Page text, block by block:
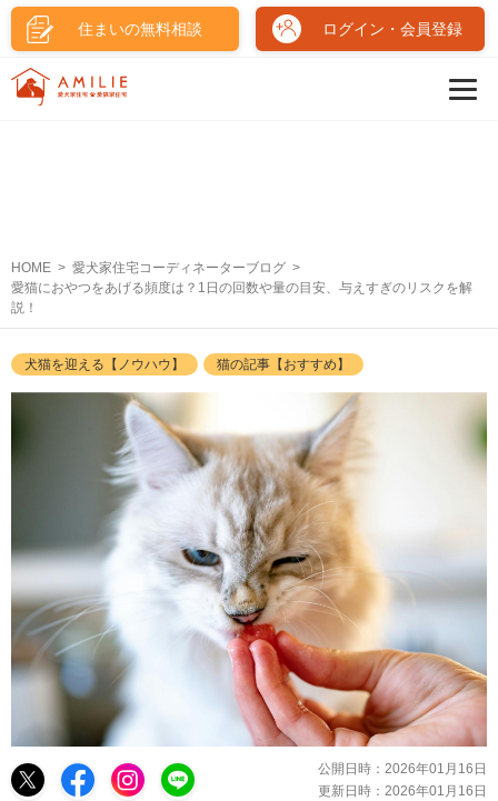
住まいの無料相談 ログイン・会員登録
HOME
愛犬家住宅コーディネーターブログ
愛猫におやつをあげる頻度は？1日の回数や量の目安、与えすぎのリスクを解
説！
犬猫を迎える【ノウハウ】 猫の記事【おすすめ】
公開日時： 2026年01月16日
更新日時： 2026年01月16日